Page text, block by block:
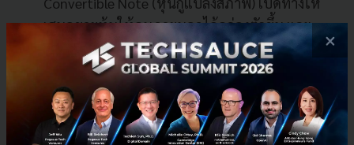
เสนอขายหุ้นให้คนภายนอกได้คล่องตัวขึ้น และ
สามารถซื้อหุ้นมาเก็บไว้ที่บริษัทได้ (สูงสุด 20%) เพื่อ
เอาไปทำ ESOP แจกเป็นโบนัสหุ้น ดึงดูดคนเก่ง ๆ ให้
อยากมาทำงานด้วย
Main Benefits for Eligible Startupsได้สิทธิ
ประโยชน์พิเศษยาว 5-10 ปี โดยสตาร์ตอัปที่ผ่าน
×